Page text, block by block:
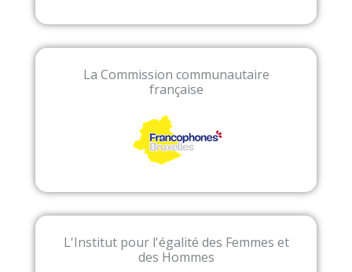
La Commission communautaire
française
L'Institut pour l'égalité des Femmes et
des Hommes